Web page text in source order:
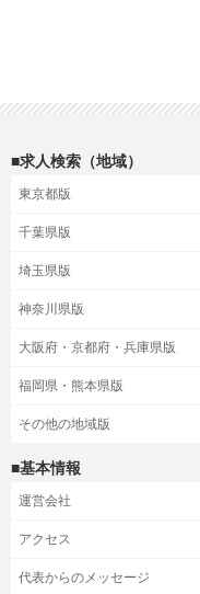
■求人検索（地域）
東京都版
千葉県版
埼玉県版
神奈川県版
大阪府・京都府・兵庫県版
福岡県・熊本県版
その他の地域版
■基本情報
運営会社
アクセス
代表からのメッセージ